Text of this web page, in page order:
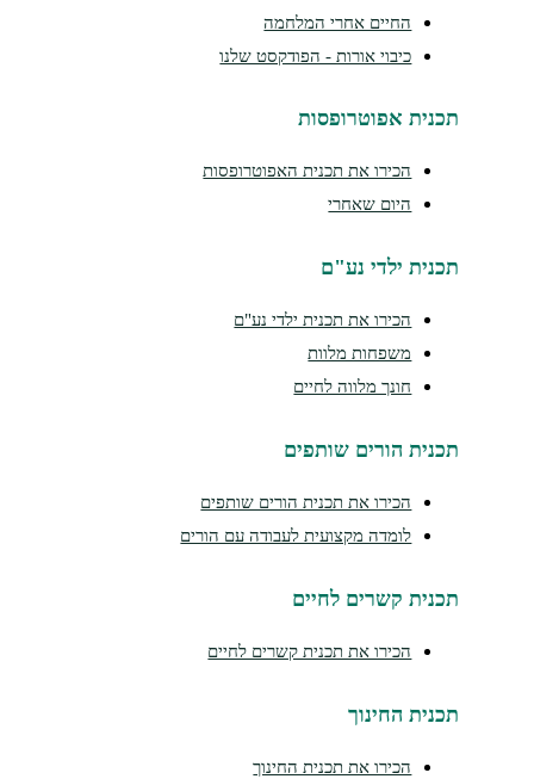
החיים אחרי המלחמה
כיבוי אורות - הפודקסט שלנו
תכנית אפוטרופסות
הכירו את תכנית האפוטרופסות
היום שאחרי
תכנית ילדי נע"ם
הכירו את תכנית ילדי נע"ם
משפחות מלוות
חונך מלווה לחיים
תכנית הורים שותפים
הכירו את תכנית הורים שותפים
לומדה מקצועית לעבודה עם הורים
תכנית קשרים לחיים
הכירו את תכנית קשרים לחיים
תכנית החינוך
הכירו את תכנית החינוך